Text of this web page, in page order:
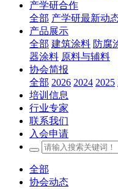
产学研合作
全部 产学研最新动
产品展示
全部 建筑涂料 防腐
器涂料 原料与辅料
协会简报
全部 2026 2024 2025
培训信息
行业专家
联系我们
入会申请
全部
协会动态